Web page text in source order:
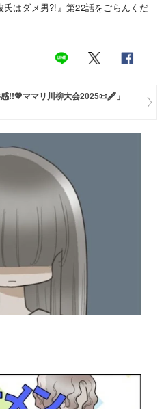
はダメ男?!』第22話をごらんくだ
!!💖ママリ川柳大会2025📜🖋️」